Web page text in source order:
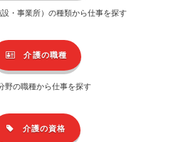
・事業所）の種類から仕事を探す
介護の職種
野の職種から仕事を探す
介護の資格